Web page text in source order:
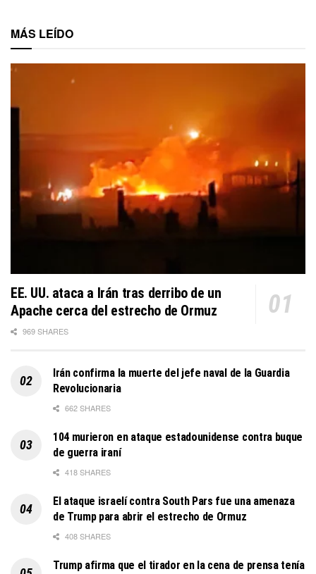
MÁS LEÍDO
EE. UU. ataca a Irán tras derribo de un
Apache cerca del estrecho de Ormuz
969 SHARES
Irán confirma la muerte del jefe naval de la Guardia
Revolucionaria
662 SHARES
104 murieron en ataque estadounidense contra buque
de guerra iraní
418 SHARES
El ataque israelí contra South Pars fue una amenaza
de Trump para abrir el estrecho de Ormuz
408 SHARES
Trump afirma que el tirador en la cena de prensa tenía